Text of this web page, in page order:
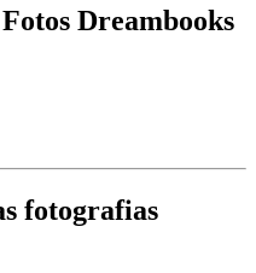
Dreambooks
fotografias